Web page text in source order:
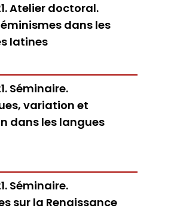
Atelier doctoral.
dans les
latines
Séminaire.
variation et
dans les langues
Séminaire.
sur la Renaissance